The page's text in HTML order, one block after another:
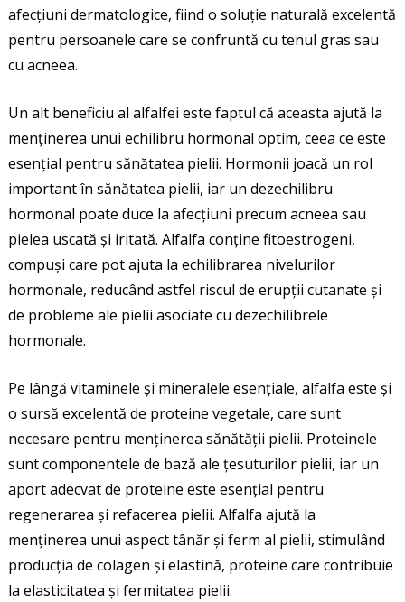
afecțiuni dermatologice, fiind o soluție naturală excelentă
pentru persoanele care se confruntă cu tenul gras sau
cu acneea.
Un alt beneficiu al alfalfei este faptul că aceasta ajută la
menținerea unui echilibru hormonal optim, ceea ce este
esențial pentru sănătatea pielii. Hormonii joacă un rol
important în sănătatea pielii, iar un dezechilibru
hormonal poate duce la afecțiuni precum acneea sau
pielea uscată și iritată. Alfalfa conține fitoestrogeni,
compuși care pot ajuta la echilibrarea nivelurilor
hormonale, reducând astfel riscul de erupții cutanate și
de probleme ale pielii asociate cu dezechilibrele
hormonale.
Pe lângă vitaminele și mineralele esențiale, alfalfa este și
o sursă excelentă de proteine vegetale, care sunt
necesare pentru menținerea sănătății pielii. Proteinele
sunt componentele de bază ale țesuturilor pielii, iar un
aport adecvat de proteine este esențial pentru
regenerarea și refacerea pielii. Alfalfa ajută la
menținerea unui aspect tânăr și ferm al pielii, stimulând
producția de colagen și elastină, proteine care contribuie
la elasticitatea și fermitatea pielii.